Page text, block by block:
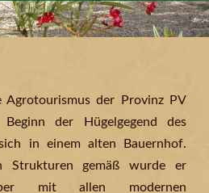
Agrotourismus der Provinz PV
der Hügelgegend des
in einem alten Bauernhof.
Strukturen gemäß wurde er
mit allen modernen